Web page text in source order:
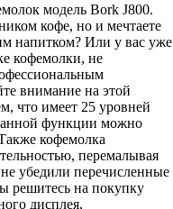
модель Bork J800.
кофе, но и мечтаете
напитком? Или у вас уже
кофемолки, не
внимание на этой
что имеет 25 уровней
функции можно
кофемолка
перемалывая
убедили перечисленные
решитесь на покупку
дисплея,